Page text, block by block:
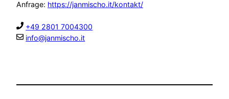
Anfrage: https://janmischo.it/kontakt/
+49 2801 7004300
info@janmischo.it